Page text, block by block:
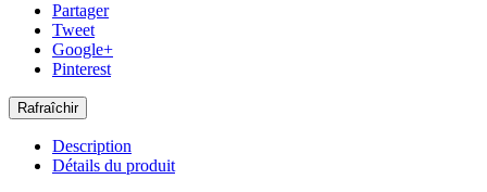
Partager
Tweet
Google+
Pinterest
Description
Détails du produit